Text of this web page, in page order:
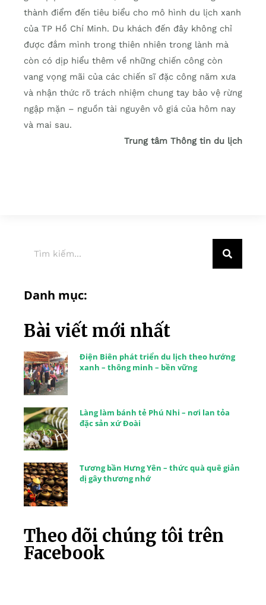
thành điểm đến tiêu biểu cho mô hình du lịch xanh
của TP Hồ Chí Minh. Du khách đến đây không chỉ
được đắm mình trong thiên nhiên trong lành mà
còn có dịp hiểu thêm về những chiến công còn
vang vọng mãi của các chiến sĩ đặc công năm xưa
và nhận thức rõ trách nhiệm chung tay bảo vệ rừng
ngập mặn – nguồn tài nguyên vô giá của hôm nay
và mai sau.
Trung tâm Thông tin du lịch
Danh mục:
Bài viết mới nhất
Điện Biên phát triển du lịch theo hướng
xanh – thông minh – bền vững
Làng làm bánh tẻ Phú Nhi – nơi lan tỏa
đặc sản xứ Đoài
Tương bần Hưng Yên – thức quà quê giản
dị gây thương nhớ
Theo dõi chúng tôi trên
Facebook